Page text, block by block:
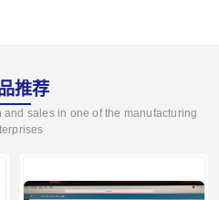
推荐
sales in one of the manufacturing